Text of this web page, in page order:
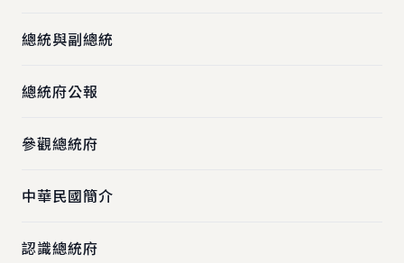
總統與副總統
總統府公報
參觀總統府
中華民國簡介
認識總統府